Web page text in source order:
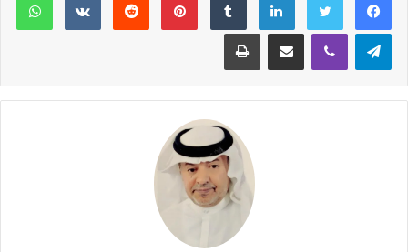
تيلقرام ڤايبر مشاركة عبر البريد طباعة